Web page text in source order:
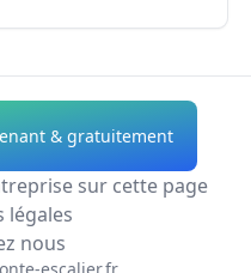
Installation Monte
EscalierAlpes-de-
Haute-Provence
Installation Monte
& gratuitement
sur cette page
légales
nous